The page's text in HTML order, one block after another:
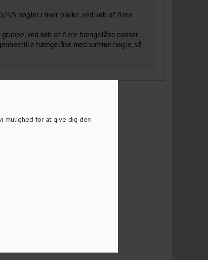
mulighed for at give dig den
4/5 nøgler i hver pakke, ved køb af flere
ved køb af flere hængelåse passer
hængelåse med samme nøgle, så